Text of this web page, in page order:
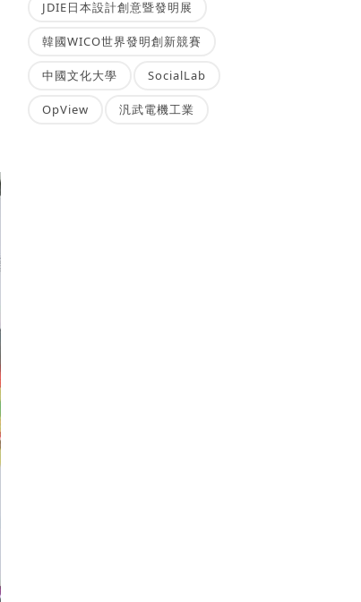
JDIE日本設計創意暨發明展
韓國WICO世界發明創新競賽
中國文化大學 SocialLab
OpView 汎武電機工業